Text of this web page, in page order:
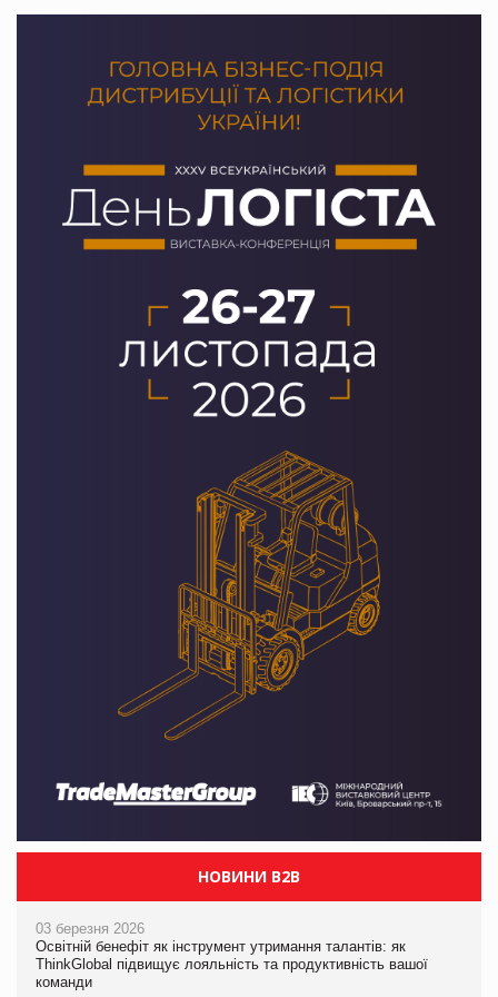
НОВИНИ B2B
03 березня 2026
Освітній бенефіт як інструмент утримання талантів: як
ThinkGlobal підвищує лояльність та продуктивність вашої
команди